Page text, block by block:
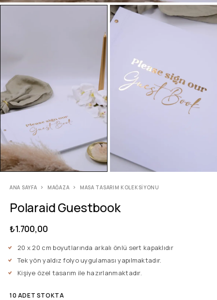
ANA SAYFA MAĞAZA MASA TASARIM KOLEKSIYONU
Polaraid Guestbook
₺1.700,00
20 x 20 cm boyutlarında arkalı önlü sert kapaklıdır
Tek yön yaldız folyo uygulaması yapılmaktadır.
Kişiye özel tasarım ile hazırlanmaktadır.
10 ADET STOKTA